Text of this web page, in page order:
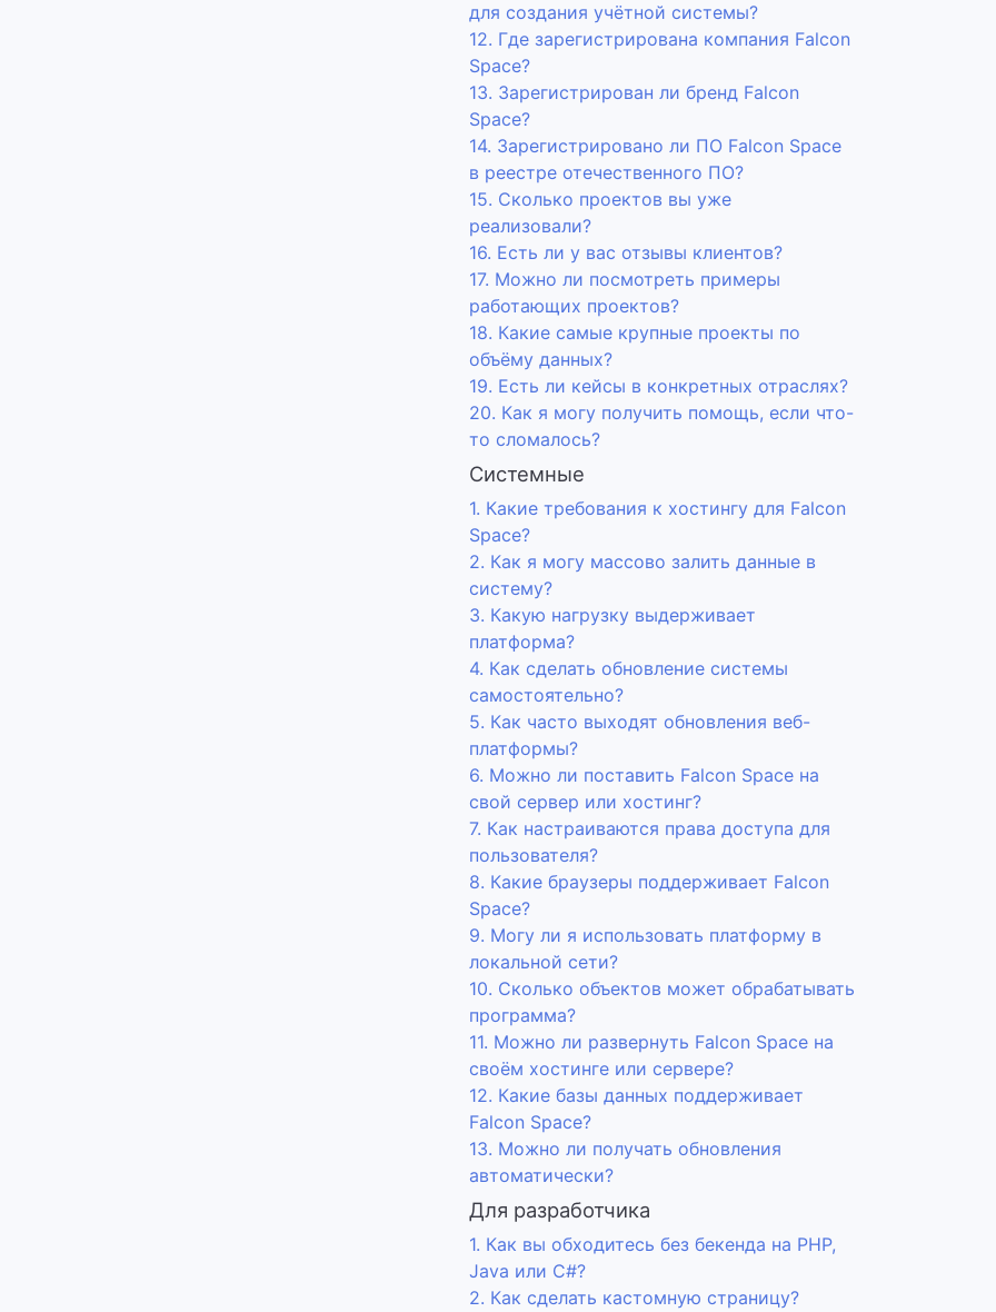
для создания учётной системы?
12. Где зарегистрирована компания Falcon
Space?
13. Зарегистрирован ли бренд Falcon
Space?
14. Зарегистрировано ли ПО Falcon Space
в реестре отечественного ПО?
15. Сколько проектов вы уже
реализовали?
16. Есть ли у вас отзывы клиентов?
17. Можно ли посмотреть примеры
работающих проектов?
18. Какие самые крупные проекты по
объёму данных?
19. Есть ли кейсы в конкретных отраслях?
20. Как я могу получить помощь, если что-
то сломалось?
Системные
1. Какие требования к хостингу для Falcon
Space?
2. Как я могу массово залить данные в
систему?
3. Какую нагрузку выдерживает
платформа?
4. Как сделать обновление системы
самостоятельно?
5. Как часто выходят обновления веб-
платформы?
6. Можно ли поставить Falcon Space на
свой сервер или хостинг?
7. Как настраиваются права доступа для
пользователя?
8. Какие браузеры поддерживает Falcon
Space?
9. Могу ли я использовать платформу в
локальной сети?
10. Сколько объектов может обрабатывать
программа?
11. Можно ли развернуть Falcon Space на
своём хостинге или сервере?
12. Какие базы данных поддерживает
Falcon Space?
13. Можно ли получать обновления
автоматически?
Для разработчика
1. Как вы обходитесь без бекенда на PHP,
Java или C#?
2. Как сделать кастомную страницу?